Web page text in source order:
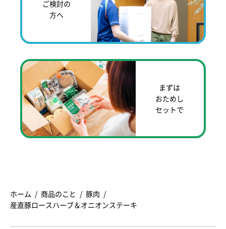
ご検討の
方へ
まずは
おためし
セットで
ホーム 商品のこと
豚肉
産直豚ロースハーブ＆オニオンステーキ